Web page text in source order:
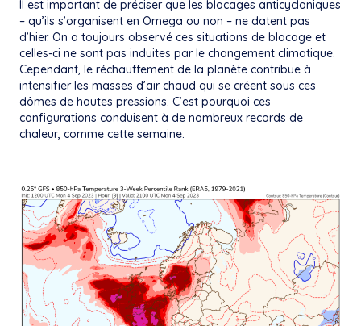
Il est important de préciser que les blocages anticycloniques
– qu’ils s’organisent en Omega ou non – ne datent pas
d’hier. On a toujours observé ces situations de blocage et
celles-ci ne sont pas induites par le changement climatique.
Cependant, le réchauffement de la planète contribue à
intensifier les masses d’air chaud qui se créent sous ces
dômes de hautes pressions. C’est pourquoi ces
configurations conduisent à de nombreux records de
chaleur, comme cette semaine.